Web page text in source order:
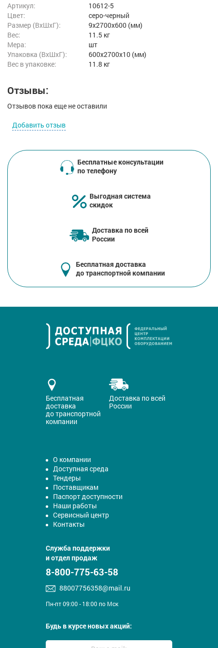
Артикул:
10612-5
Цвет:
серо-черный
Размер (ВxШxГ):
9x2700x600 (мм)
Вес:
11.5 кг
Мера:
шт
Упаковка (ВхШхГ):
600x2700x10 (мм)
Вес в упаковке:
11.8 кг
Отзывы:
Отзывов пока еще не оставили
Добавить отзыв
Бесплатные консультации
по телефону
Выгодная система
скидок
Доставка по всей
России
Бесплатная доставка
до транспортной компании
Бесплатная
доставка
до транспортной
компании
Доставка по всей
России
О компании
Доступная среда
Тендеры
Поставщикам
Паспорт доступности
Наши работы
Сервисный центр
Контакты
Служба поддержки
и отдел продаж
8-800-775-63-58
88007756358@mail.ru
Пн-пт 09:00 - 18:00 по Мск
Будь в курсе новых акций: